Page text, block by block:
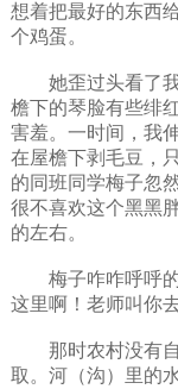
想着把最好的东西
个鸡蛋。
她歪过头看了我
檐下的琴脸有些绯
害羞。一时间，我
在屋檐下剥毛豆，
的同班同学梅子忽
很不喜欢这个黑黑
的左右。
梅子咋咋呼呼的
这里啊！老师叫你
那时农村没有自
取。河（沟）里的